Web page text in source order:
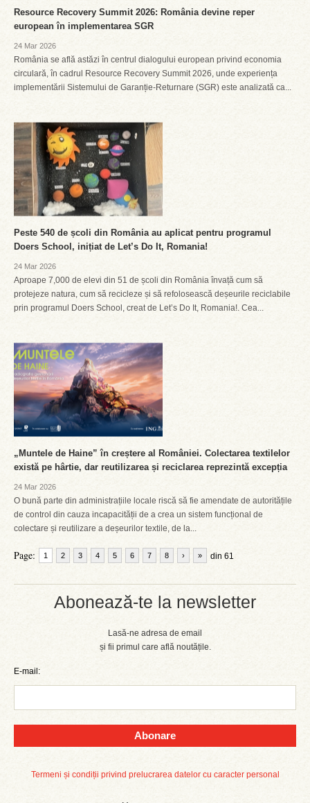
Abonează-te la newsletter
Lasă-ne adresa de email
și fii primul care află noutățile.
E-mail:
Abonare
Termeni și condiții privind prelucrarea datelor cu caracter personal
Resource Recovery Summit 2026: România devine reper
european în implementarea SGR
24 Mar 2026
România se află astăzi în centrul dialogului european privind economia
circulară, în cadrul Resource Recovery Summit 2026, unde experiența
implementării Sistemului de Garanție-Returnare (SGR) este analizată ca...
Peste 540 de școli din România au aplicat pentru programul
Doers School, inițiat de Let’s Do It, Romania!
24 Mar 2026
Aproape 7,000 de elevi din 51 de școli din România învață cum să
protejeze natura, cum să recicleze și să refolosească deșeurile reciclabile
prin programul Doers School, creat de Let’s Do It, Romania!. Cea...
„Muntele de Haine” în creștere al României. Colectarea textilelor
există pe hârtie, dar reutilizarea și reciclarea reprezintă excepția
24 Mar 2026
O bună parte din administrațiile locale riscă să fie amendate de autoritățile
de control din cauza incapacității de a crea un sistem funcțional de
colectare și reutilizare a deșeurilor textile, de la...
Page: 1 2 3 4 5 6 7 8 din 61
› »